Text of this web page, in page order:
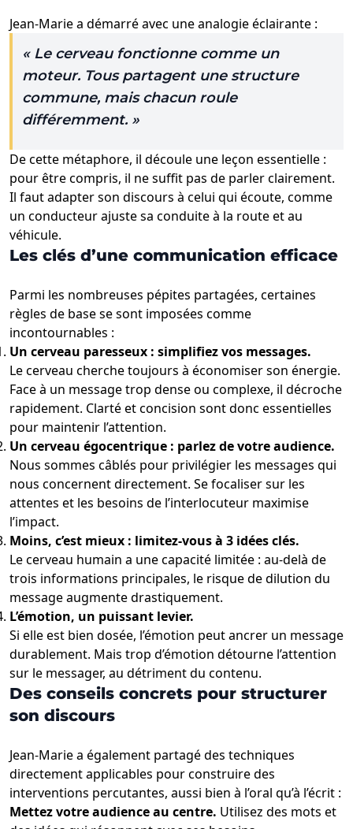
Jean-Marie a démarré avec une analogie éclairante :
« Le cerveau fonctionne comme un
moteur. Tous partagent une structure
commune, mais chacun roule
différemment. »
De cette métaphore, il découle une leçon essentielle :
pour être compris, il ne suffit pas de parler clairement.
Il faut adapter son discours à celui qui écoute, comme
un conducteur ajuste sa conduite à la route et au
véhicule.
Les clés d’une communication efficace
Parmi les nombreuses pépites partagées, certaines
règles de base se sont imposées comme
incontournables :
Un cerveau paresseux : simplifiez vos messages.
Le cerveau cherche toujours à économiser son énergie.
Face à un message trop dense ou complexe, il décroche
rapidement. Clarté et concision sont donc essentielles
pour maintenir l’attention.
Un cerveau égocentrique : parlez de votre audience.
Nous sommes câblés pour privilégier les messages qui
nous concernent directement. Se focaliser sur les
attentes et les besoins de l’interlocuteur maximise
l’impact.
Moins, c’est mieux : limitez-vous à 3 idées clés.
Le cerveau humain a une capacité limitée : au-delà de
trois informations principales, le risque de dilution du
message augmente drastiquement.
L’émotion, un puissant levier.
Si elle est bien dosée, l’émotion peut ancrer un message
durablement. Mais trop d’émotion détourne l’attention
sur le messager, au détriment du contenu.
Des conseils concrets pour structurer
son discours
Jean-Marie a également partagé des techniques
directement applicables pour construire des
interventions percutantes, aussi bien à l’oral qu’à l’écrit :
Mettez votre audience au centre. Utilisez des mots et